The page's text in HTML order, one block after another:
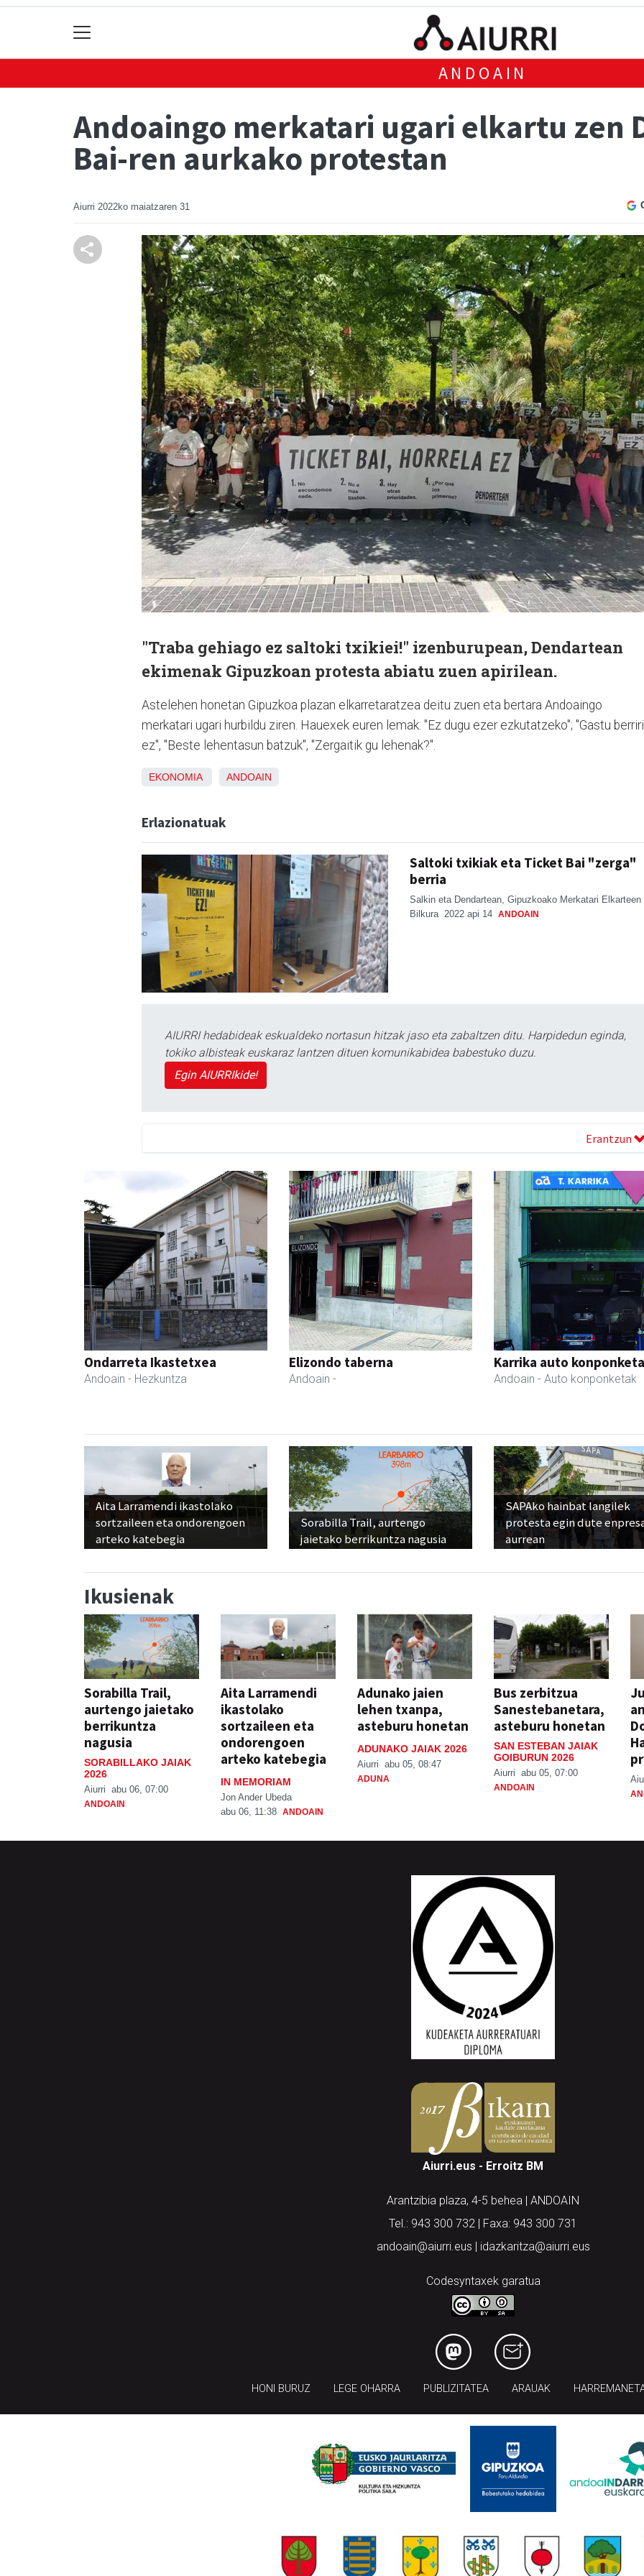
ANDOAIN
Andoaingo merkatari ugari elkartu zen
Bai-ren aurkako protestan
Aiurri 2022ko maiatzaren 31
"Traba gehiago ez saltoki txikiei!" izenburupean, Dendartean
ekimenak Gipuzkoan protesta abiatu zuen apirilean.
Astelehen honetan Gipuzkoa plazan elkarretaratzea deitu zuen eta bertara Andoaingo
merkatari ugari hurbildu ziren. Hauexek euren lemak: "Ez dugu ezer ezkutatzeko"; "Gastu
ez", "Beste lehentasun batzuk", "Zergaitik gu lehenak?".
EKONOMIA ANDOAIN
Erlazionatuak
Saltoki txikiak eta Ticket Bai "zerga"
berria
Salkin eta Dendartean, Gipuzkoako Merkatari Elkarteen
Bilkura 2022 api 14 ANDOAIN
AIURRI hedabideak eskualdeko nortasun hitzak jaso eta zabaltzen ditu. Harpidedun eginda,
tokiko albisteak euskaraz lantzen dituen komunikabidea babestuko duzu.
Egin AIURRIkide!
Erantzun
Ondarreta Ikastetxea
Andoain - Hezkuntza
Elizondo taberna
Andoain -
Karrika auto konponketa
Andoain - Auto konponketak
Aita Larramendi ikastolako
sortzaileen eta ondorengoen
arteko katebegia
Sorabilla Trail, aurtengo
jaietako berrikuntza nagusia
SAPAko hainbat langilek
protesta egin dute
aurrean
Ikusienak
Sorabilla Trail,
aurtengo jaietako
berrikuntza
nagusia
SORABILLAKO JAIAK
2026
Aiurri abu 06, 07:00
ANDOAIN
Aita Larramendi
ikastolako
sortzaileen eta
ondorengoen
arteko katebegia
IN MEMORIAM
Jon Ander Ubeda
abu 06, 11:38 ANDOAIN
Adunako jaien
lehen txanpa,
asteburu honetan
ADUNAKO JAIAK 2026
Aiurri abu 05, 08:47
ADUNA
Bus zerbitzua
Sanestebanetara,
asteburu honetan
SAN ESTEBAN JAIAK
GOIBURUN 2026
Aiurri abu 05, 07:00
ANDOAIN
Aiurri.eus - Erroitz BM
Arantzibia plaza, 4-5 behea | ANDOAIN
Tel.: 943 300 732 | Faxa: 943 300 731
andoain@aiurri.eus | idazkaritza@aiurri.eus
Codesyntaxek garatua
HONI BURUZ LEGE OHARRA PUBLIZITATEA ARAUAK